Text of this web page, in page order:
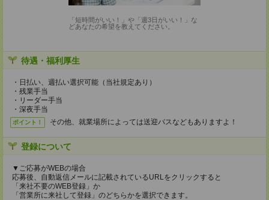
「短時間がいい！」や「週3日がいい！」な
どあなたの希望を教えてください。
待遇・福利厚生
・日払い、週払い選択可能（当社規定あり）
・残業手当
・リーダー手当
・深夜手当
ポイント！ その他、就業場所によっては送迎バスなどもありますよ！
登録について
▼ご応募がWEBの場合
応募後、自動返信メールに記載されているURLをクリックすると
「来社不要のWEB登録」か
「営業所に来社して登録」のどちらかを選択できます。